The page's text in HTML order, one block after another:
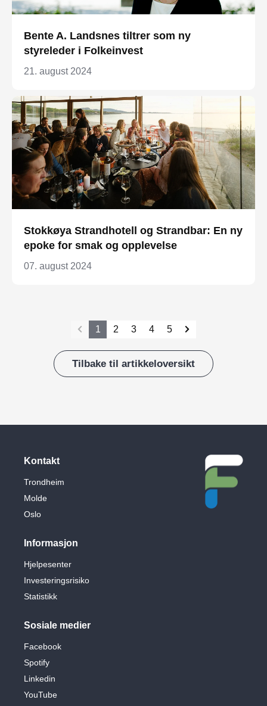
Bente A. Landsnes tiltrer som ny
styreleder i Folkeinvest
21. august 2024
Stokkøya Strandhotell og Strandbar: En ny
epoke for smak og opplevelse
07. august 2024
1 2 3 4 5
Tilbake til artikkeloversikt
Kontakt
Trondheim
Molde
Oslo
Informasjon
Hjelpesenter
Investeringsrisiko
Statistikk
Sosiale medier
Facebook
Spotify
Linkedin
YouTube